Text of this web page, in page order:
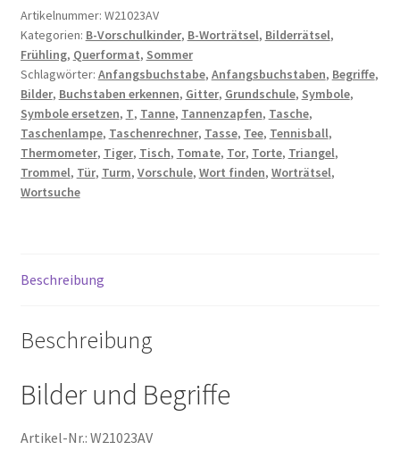
Menge
Artikelnummer: W21023AV
Kategorien: B-Vorschulkinder, B-Worträtsel, Bilderrätsel,
Frühling, Querformat, Sommer
Schlagwörter: Anfangsbuchstabe, Anfangsbuchstaben, Begriffe,
Bilder, Buchstaben erkennen, Gitter, Grundschule, Symbole,
Symbole ersetzen, T, Tanne, Tannenzapfen, Tasche,
Taschenlampe, Taschenrechner, Tasse, Tee, Tennisball,
Thermometer, Tiger, Tisch, Tomate, Tor, Torte, Triangel,
Trommel, Tür, Turm, Vorschule, Wort finden, Worträtsel,
Wortsuche
Beschreibung
Beschreibung
Bilder und Begriffe
Artikel-Nr.: W21023AV